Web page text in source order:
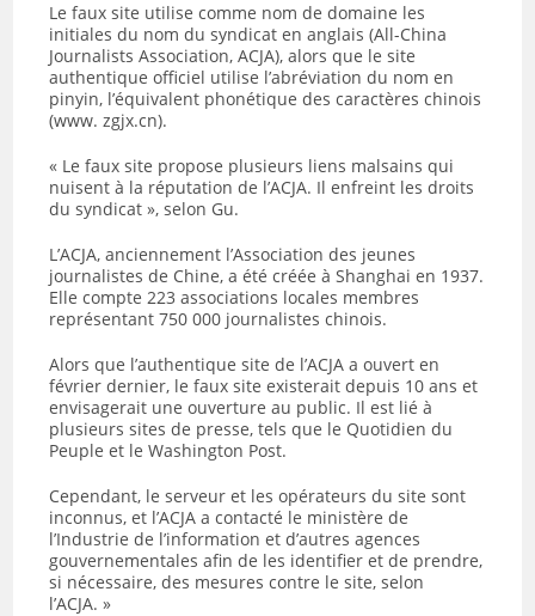
Le faux site utilise comme nom de domaine les
initiales du nom du syndicat en anglais (All-China
Journalists Association, ACJA), alors que le site
authentique officiel utilise l’abréviation du nom en
pinyin, l’équivalent phonétique des caractères chinois
(www. zgjx.cn).
« Le faux site propose plusieurs liens malsains qui
nuisent à la réputation de l’ACJA. Il enfreint les droits
du syndicat », selon Gu.
L’ACJA, anciennement l’Association des jeunes
journalistes de Chine, a été créée à Shanghai en 1937.
Elle compte 223 associations locales membres
représentant 750 000 journalistes chinois.
Alors que l’authentique site de l’ACJA a ouvert en
février dernier, le faux site existerait depuis 10 ans et
envisagerait une ouverture au public. Il est lié à
plusieurs sites de presse, tels que le Quotidien du
Peuple et le Washington Post.
Cependant, le serveur et les opérateurs du site sont
inconnus, et l’ACJA a contacté le ministère de
l’Industrie de l’information et d’autres agences
gouvernementales afin de les identifier et de prendre,
si nécessaire, des mesures contre le site, selon
l’ACJA. »